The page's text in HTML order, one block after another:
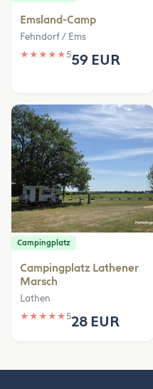
Emsland-Camp
Fehndorf / Ems
★ ★ ★ ★ ★559 EUR
Campingplatz
Campingplatz Lathener
Marsch
Lathen
★ ★ ★ ★ ★528 EUR